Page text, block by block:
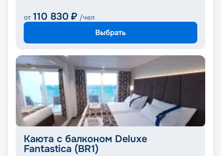
от 110 830 ₽ /чел
Выбрать
Каюта с балконом Deluxe
Fantastica (BR1)